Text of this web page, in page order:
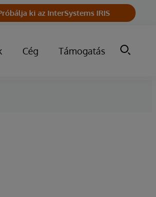
ki az InterSystems IRIS
Cég Támogatás